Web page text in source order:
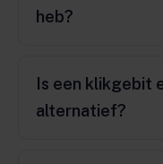
heb?
Is een klikgebit
alternatief?